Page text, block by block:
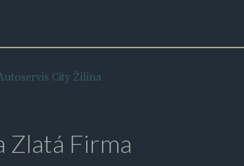
City Žilina
Zlatá Firma